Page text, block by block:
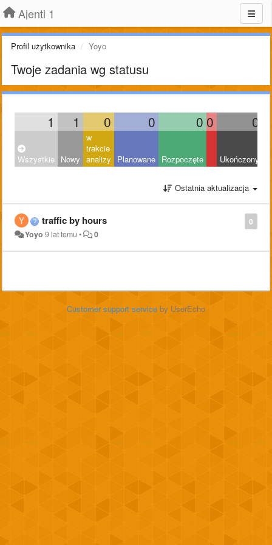
Ajenti 1
Profil użytkownika Yoyo
Twoje zadania wg statusu
1 1 0 0 0 0 0
Wszystkie Nowy
w
trakcie
analizy
Planowane Rozpoczęte Ukończony
Ostatnia aktualizacja
0
traffic by hours
Yoyo 9 lat temu • 0
Customer support service by UserEcho